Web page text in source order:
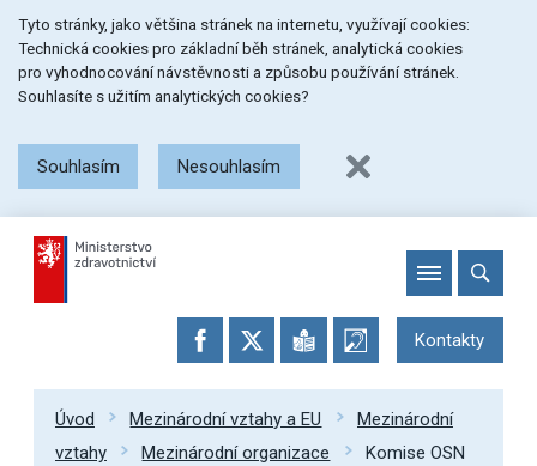
na
menu
na
obsah
na
patičku
stránky
Tyto stránky, jako většina stránek na internetu, využívají cookies:
Technická cookies pro základní běh stránek, analytická cookies
pro vyhodnocování návstěvnosti a způsobu používání stránek.
Souhlasíte s užitím analytických cookies?
Souhlasím Nesouhlasím
Kontakty
Úvod Mezinárodní vztahy a EU
Mezinárodní
vztahy
Mezinárodní organizace
Komise OSN